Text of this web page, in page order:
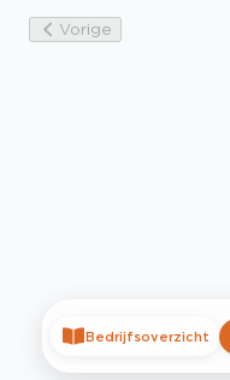
Vorige
Bedrijfsoverzicht